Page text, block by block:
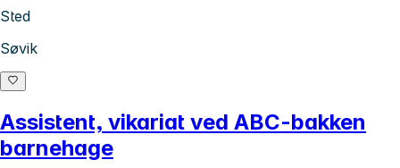
Sted
Søvik
Assistent, vikariat ved ABC-bakken
barnehage